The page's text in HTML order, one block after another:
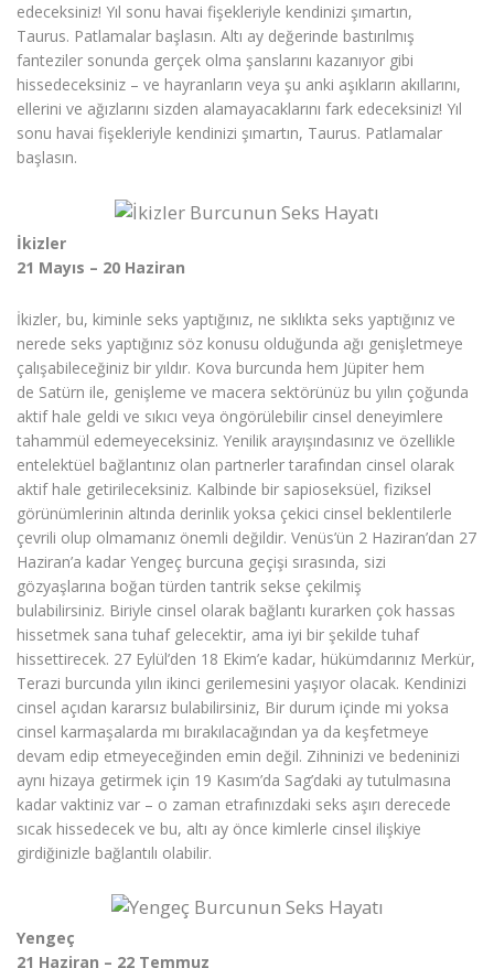
edeceksiniz! Yıl sonu havai fişekleriyle kendinizi şımartın,
Taurus. Patlamalar başlasın. Altı ay değerinde bastırılmış
fanteziler sonunda gerçek olma şanslarını kazanıyor gibi
hissedeceksiniz – ve hayranların veya şu anki aşıkların akıllarını,
ellerini ve ağızlarını sizden alamayacaklarını fark edeceksiniz! Yıl
sonu havai fişekleriyle kendinizi şımartın, Taurus. Patlamalar
başlasın.
İkizler
21 Mayıs – 20 Haziran
İkizler, bu, kiminle seks yaptığınız, ne sıklıkta seks yaptığınız ve
nerede seks yaptığınız söz konusu olduğunda ağı genişletmeye
çalışabileceğiniz bir yıldır. Kova burcunda hem Jüpiter hem
de Satürn ile, genişleme ve macera sektörünüz bu yılın çoğunda
aktif hale geldi ve sıkıcı veya öngörülebilir cinsel deneyimlere
tahammül edemeyeceksiniz. Yenilik arayışındasınız ve özellikle
entelektüel bağlantınız olan partnerler tarafından cinsel olarak
aktif hale getirileceksiniz. Kalbinde bir sapioseksüel, fiziksel
görünümlerinin altında derinlik yoksa çekici cinsel beklentilerle
çevrili olup olmamanız önemli değildir. Venüs’ün 2 Haziran’dan 27
Haziran’a kadar Yengeç burcuna geçişi sırasında, sizi
gözyaşlarına boğan türden tantrik sekse çekilmiş
bulabilirsiniz. Biriyle cinsel olarak bağlantı kurarken çok hassas
hissetmek sana tuhaf gelecektir, ama iyi bir şekilde tuhaf
hissettirecek. 27 Eylül’den 18 Ekim’e kadar, hükümdarınız Merkür,
Terazi burcunda yılın ikinci gerilemesini yaşıyor olacak. Kendinizi
cinsel açıdan kararsız bulabilirsiniz, Bir durum içinde mi yoksa
cinsel karmaşalarda mı bırakılacağından ya da keşfetmeye
devam edip etmeyeceğinden emin değil. Zihninizi ve bedeninizi
aynı hizaya getirmek için 19 Kasım’da Sag’daki ay tutulmasına
kadar vaktiniz var – o zaman etrafınızdaki seks aşırı derecede
sıcak hissedecek ve bu, altı ay önce kimlerle cinsel ilişkiye
girdiğinizle bağlantılı olabilir.
Yengeç
21 Haziran – 22 Temmuz